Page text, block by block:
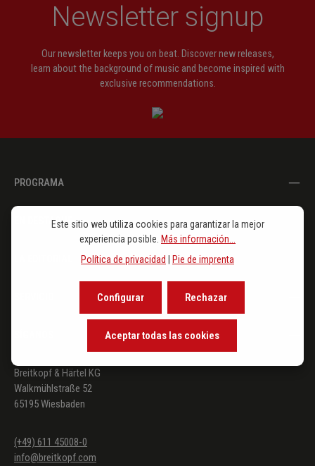
Newsletter signup
Our newsletter keeps you on beat. Discover new releases,
learn about the background of music and become inspired with
exclusive recommendations.
PROGRAMA
EN DESTAQUE
Breitkopf & Härtel KG
Walkmühlstraße 52
65195 Wiesbaden
(+49) 611 45008-0
info@breitkopf.com
Este sitio web utiliza cookies para garantizar la mejor
experiencia posible. Más información...
Política de privacidad | Pie de imprenta
Rechazar
Configurar
Aceptar todas las cookies